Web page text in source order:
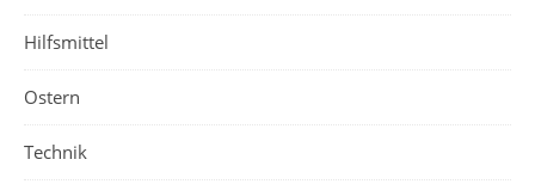
Hilfsmittel
Ostern
Technik